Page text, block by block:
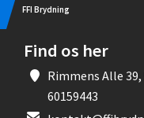
FFI Brydning
Find os her
Rimmens Alle
60159443